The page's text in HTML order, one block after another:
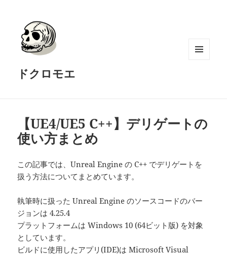
ドクロモエ
【UE4/UE5 C++】デリゲートの
使い方まとめ
この記事では、Unreal Engine の C++ でデリゲートを
扱う方法についてまとめています。
執筆時に扱った Unreal Engine のソースコードのバー
ジョンは 4.25.4
プラットフォームは Windows 10 (64ビット版) を対象
としています。
ビルドに使用したアプリ(IDE)は Microsoft Visual